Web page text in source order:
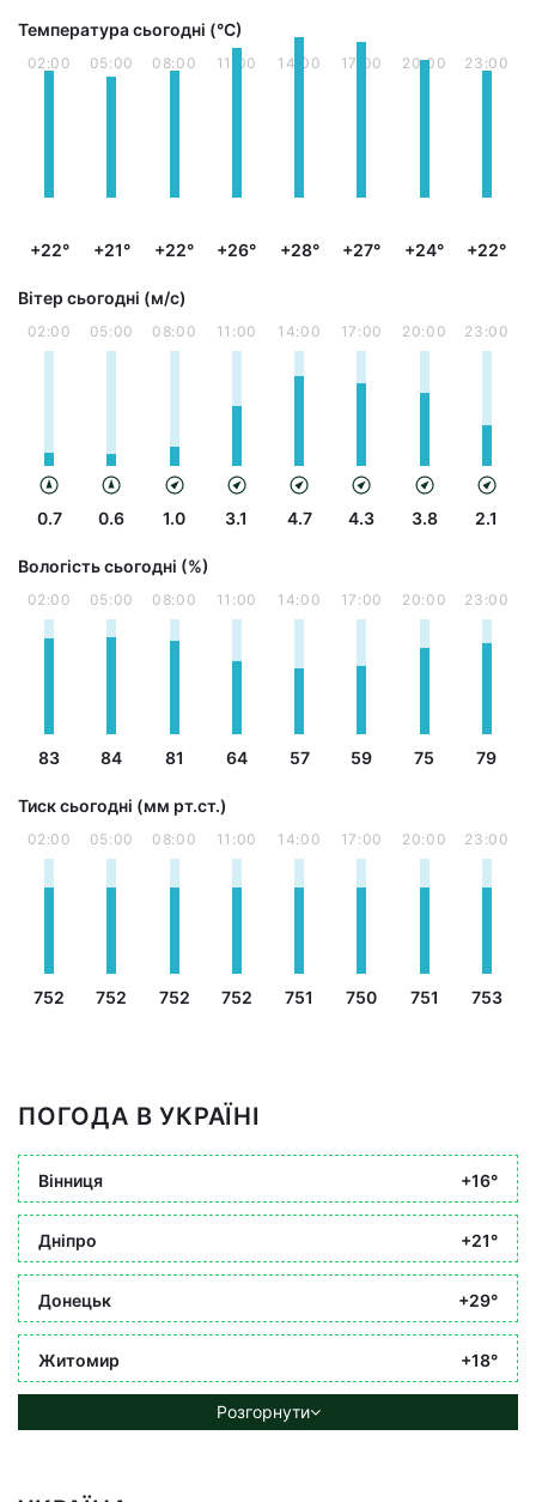
Температура сьогодні (°С)
02:00
+22°
05:00
+21°
08:00
+22°
11:00
+26°
14:00
+28°
17:00
+27°
20:00
+24°
23:00
+22°
Вітер сьогодні (м/с)
02:00
0.7
05:00
0.6
08:00
1.0
11:00
3.1
14:00
4.7
17:00
4.3
20:00
3.8
23:00
2.1
Вологість сьогодні (%)
02:00
83
05:00
84
08:00
81
11:00
64
14:00
57
17:00
59
20:00
75
23:00
79
Тиск сьогодні (мм рт.ст.)
02:00
752
05:00
752
08:00
752
11:00
752
14:00
751
17:00
750
20:00
751
23:00
753
ПОГОДА В УКРАЇНІ
Вінниця +16°
Дніпро +21°
Донецьк +29°
Житомир +18°
Розгорнути